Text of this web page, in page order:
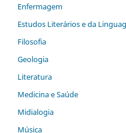
Enfermagem
Estudos Literários e da
Filosofia
Geologia
Literatura
Medicina e Saúde
Midialogia
Música